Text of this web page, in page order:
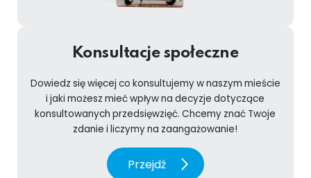
Konsultacje społeczne
Dowiedz się więcej co konsultujemy w naszym mieście
i jaki możesz mieć wpływ na decyzje dotyczące
konsultowanych przedsięwzięć. Chcemy znać Twoje
zdanie i liczymy na zaangażowanie!
Przejdź